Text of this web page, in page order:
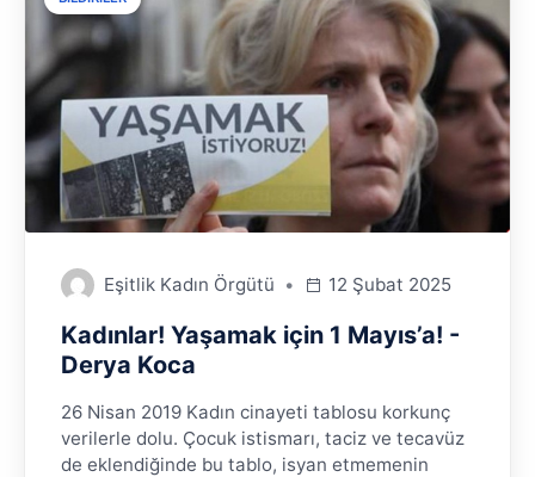
Eşitlik Kadın Örgütü 12 Şubat 2025
Kadınlar! Yaşamak için 1 Mayıs’a! -
Derya Koca
26 Nisan 2019 Kadın cinayeti tablosu korkunç
verilerle dolu. Çocuk istismarı, taciz ve tecavüz
de eklendiğinde bu tablo, isyan etmemenin